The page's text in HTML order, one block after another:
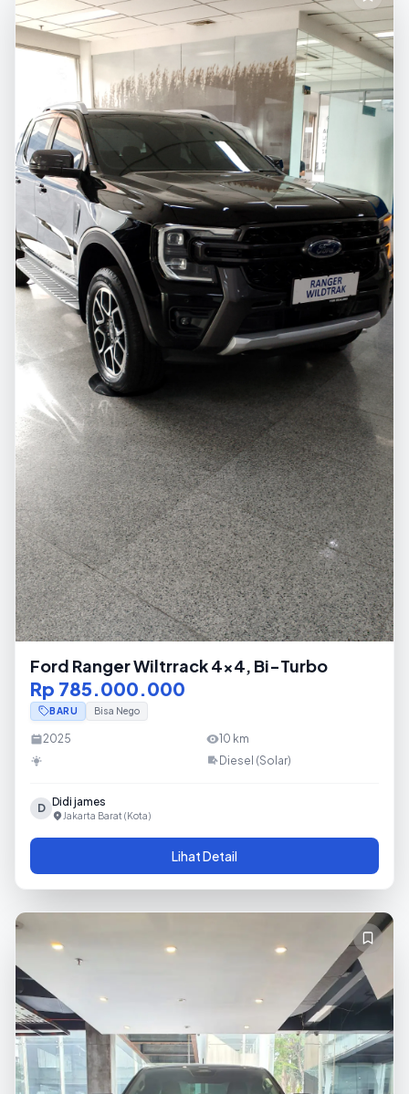
Ford Ranger Wiltrrack 4x4, Bi-Turbo
Rp 785.000.000
BARU Bisa Nego
2025 10 km
Diesel (Solar)
D Didi james
Jakarta Barat (Kota)
Lihat Detail